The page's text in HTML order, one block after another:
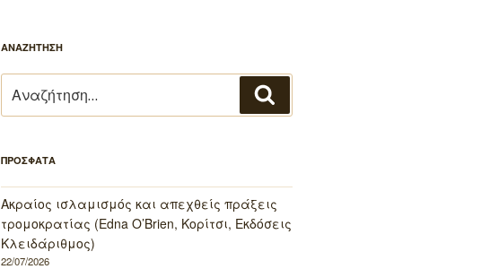
ΑΝΑΖΗΤΗΣΗ
για:
ΠΡΟΣΦΑΤΑ
Ακραίος ισλαμισμός και απεχθείς πράξεις
τρομοκρατίας (Edna O’Brien, Κορίτσι, Εκδόσεις
Κλειδάριθμος)
22/07/2026